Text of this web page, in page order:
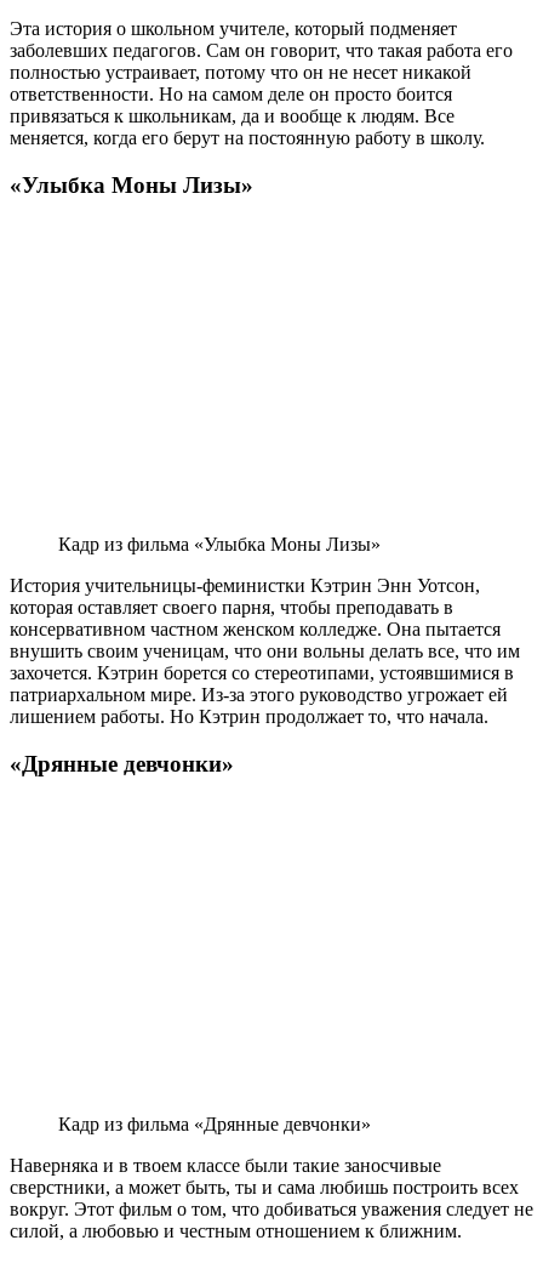
Эта история о школьном учителе, который подменяет
заболевших педагогов. Сам он говорит, что такая работа его
полностью устраивает, потому что он не несет никакой
ответственности. Но на самом деле он просто боится
привязаться к школьникам, да и вообще к людям. Все
меняется, когда его берут на постоянную работу в школу.
«Улыбка Моны Лизы»
Кадр из фильма «Улыбка Моны Лизы»
История учительницы-феминистки Кэтрин Энн Уотсон,
которая оставляет своего парня, чтобы преподавать в
консервативном частном женском колледже. Она пытается
внушить своим ученицам, что они вольны делать все, что им
захочется. Кэтрин борется со стереотипами, устоявшимися в
патриархальном мире. Из-за этого руководство угрожает ей
лишением работы. Но Кэтрин продолжает то, что начала.
«Дрянные девчонки»
Кадр из фильма «Дрянные девчонки»
Наверняка и в твоем классе были такие заносчивые
сверстники, а может быть, ты и сама любишь построить всех
вокруг. Этот фильм о том, что добиваться уважения следует не
силой, а любовью и честным отношением к ближним.